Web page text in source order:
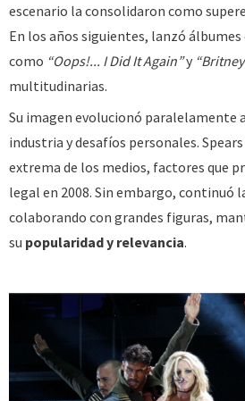
escenario la consolidaron como
En los años siguientes, lanzó
como “Oops!... I Did It Again”y
multitudinarias.
Su imagen evolucionó paralelamente
industria y desafíos personales.
extrema de los medios, factores que
legal en 2008. Sin embargo, continuó
colaborando con grandes figuras,
su popularidad y relevancia.